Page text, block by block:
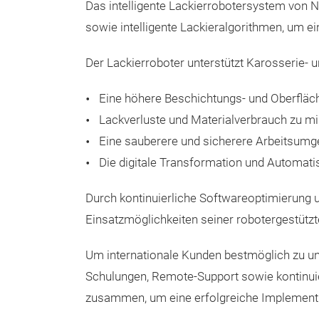
Das intelligente Lackierrobotersystem von
sowie intelligente Lackieralgorithmen, um
Der Lackierroboter unterstützt Karosserie-
Eine höhere Beschichtungs- und
Lackverluste und Materialverbrauch zu
Eine sauberere und sicherere
Die digitale Transformation und
Durch kontinuierliche Softwareoptimierung
Einsatzmöglichkeiten seiner
Um internationale Kunden bestmöglich zu
Schulungen, Remote-Support sowie
zusammen, um eine erfolgreiche